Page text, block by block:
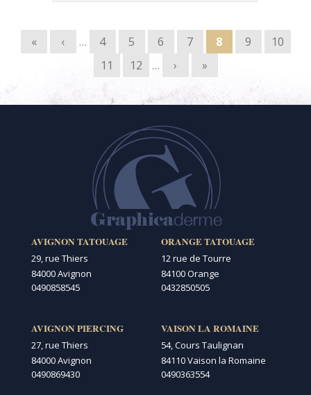
Pages
« ‹ … 4 5 6 7 8 9
10
11
12 … › »
AVIGNON TATOUAGE
29, rue Thiers
84000 Avignon
0490858545
AVIGNON PIERCING
27, rue Thiers
84000 Avignon
0490869430
ORANGE TATOUAGE
12 rue de Tourre
84100 Orange
0432850505
VAISON LA ROMAINE
54, Cours Taulignan
84110 Vaison la Romaine
0490363554